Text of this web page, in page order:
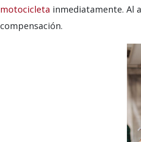
motocicleta inmediatamente. Al
compensación.